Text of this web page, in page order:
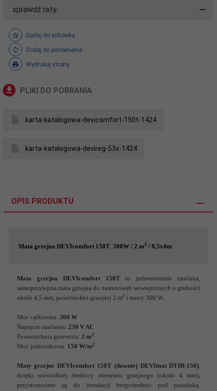
sprawdź raty:
Dodaj do schowka
Dodaj do porównania
Wydrukuj stronę
PLIKI DO POBRANIA
karta-katalogowa-devicomfort-150t-1424
karta-katalogowa-devireg-53x-1424
OPIS PRODUKTU
Mata grzejna DEVIcomfort 150T 300W / 2 m2 / 0,5x4m
Mata grzejna DEVIcomfort 150Tto jednostronnie zasilana,
samoprzylepna mata grzejna do zastosowań wewnętrznych o grubości
około 4,5 mm, powierzchni grzejnej 2 m2i mocy 300 W.
Moc całkowita: 300 W
Napięcie zasilania: 230 V AC
Powierzchnia grzewcza: 2 m2
Moc jednostkowa: 150 W/m2
Maty grzejne DEVIcomfort 150T (dawniej DEVImat DTIR-150)
dzięki niewielkiej średnicy elementu grzejnego (około 4 mm),
przystosowane są do instalacji bezpośrednio pod posadzką.